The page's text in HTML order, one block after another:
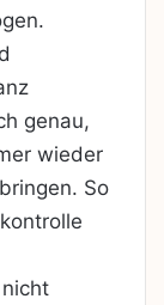
genau,
wieder
So